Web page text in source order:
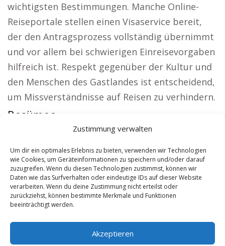
Zustimmung verwalten
Um dir ein optimales Erlebnis zu bieten, verwenden wir Technologien
wie Cookies, um Geräteinformationen zu speichern und/oder darauf
zuzugreifen. Wenn du diesen Technologien zustimmst, können wir
Daten wie das Surfverhalten oder eindeutige IDs auf dieser Website
verarbeiten. Wenn du deine Zustimmung nicht erteilst oder
zurückziehst, können bestimmte Merkmale und Funktionen
beeinträchtigt werden.
Akzeptieren
wichtigsten Bestimmungen. Manche Online-
Reiseportale stellen einen Visaservice bereit,
der den Antragsprozess vollständig übernimmt
und vor allem bei schwierigen Einreisevorgaben
hilfreich ist. Respekt gegenüber der Kultur und
den Menschen des Gastlandes ist entscheidend,
um Missverständnisse auf Reisen zu verhindern.
Resümee:
Aus der Region:Kirche Lancy|Autovermietung
Lancy|Sicherheitsdienst Lancy|Hauskauf
Lancy|Hundeschule Lancy|Schamane Lancy
Contents [show]
No tags for this post.